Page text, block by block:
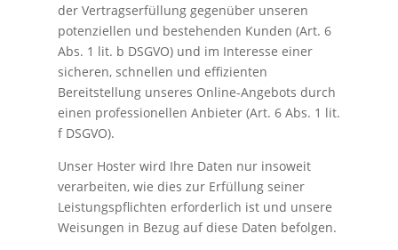
der Vertragserfüllung gegenüber unseren
potenziellen und bestehenden Kunden (Art. 6
Abs. 1 lit. b DSGVO) und im Interesse einer
sicheren, schnellen und effizienten
Bereitstellung unseres Online-Angebots durch
einen professionellen Anbieter (Art. 6 Abs. 1 lit.
f DSGVO).
Unser Hoster wird Ihre Daten nur insoweit
verarbeiten, wie dies zur Erfüllung seiner
Leistungspflichten erforderlich ist und unsere
Weisungen in Bezug auf diese Daten befolgen.